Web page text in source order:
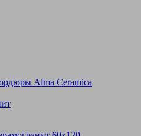
Alma Ceramica